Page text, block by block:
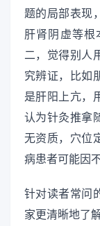
题的局部表现
肝肾阴虚等根
二，觉得别人
究辨证，比如
是肝阳上亢，
认为针灸推拿
无资质，穴位
病患者可能因
针对读者常问
家更清晰地了